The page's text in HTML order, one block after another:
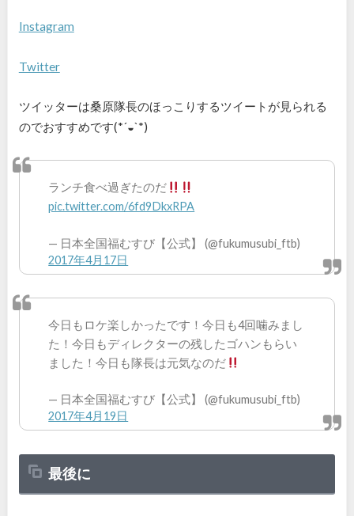
Instagram
Twitter
ツイッターは桑原隊長のほっこりするツイートが見られる
のでおすすめです(*´◒`*)
ランチ食べ過ぎたのだ
pic.twitter.com/6fd9DkxRPA
— 日本全国福むすび【公式】 (@fukumusubi_ftb)
2017年4月17日
今日もロケ楽しかったです！今日も4回噛みまし
た！今日もディレクターの残したゴハンもらい
ました！今日も隊長は元気なのだ
— 日本全国福むすび【公式】 (@fukumusubi_ftb)
2017年4月19日
最後に